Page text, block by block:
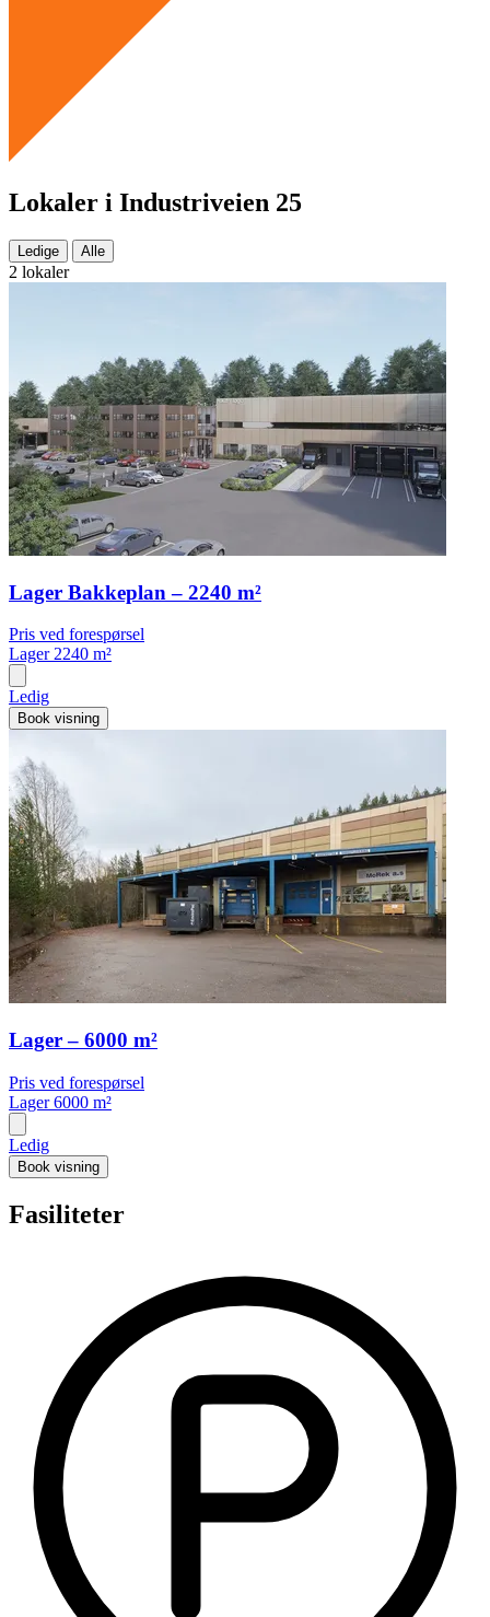
Lokaler i Industriveien 25
Ledige Alle
2 lokaler
Lager Bakkeplan – 2240 m²
Pris ved forespørsel
Lager 2240 m²
Ledig
Book visning
Lager – 6000 m²
Pris ved forespørsel
Lager 6000 m²
Ledig
Book visning
Fasiliteter